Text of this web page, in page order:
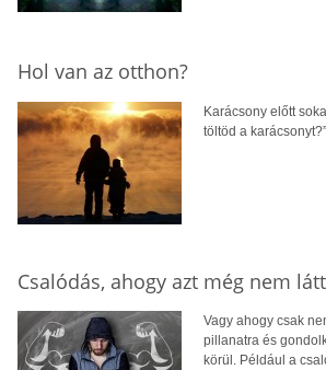
Hol van az otthon?
Karácsony előtt
töltöd a
Csalódás, ahogy azt még nem
Vagy ahogy csak
pillanatra és
körül. Például a